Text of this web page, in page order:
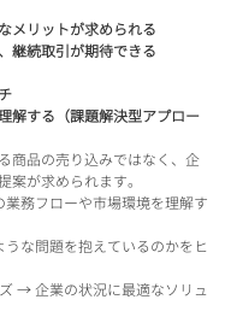
メリットが求められる
継続取引が期待できる
解する（課題解決型アプロー
商品の売り込みではなく、企
案が求められます。
務フローや市場環境を理解す
な問題を抱えているのかをヒ
→ 企業の状況に最適なソリュ